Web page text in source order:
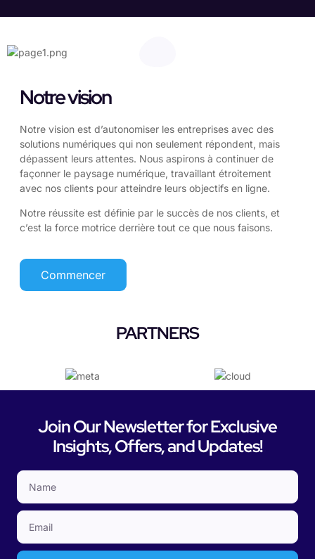
Notre vision
Notre vision est d’autonomiser les entreprises avec des
solutions numériques qui non seulement répondent, mais
dépassent leurs attentes. Nous aspirons à continuer de
façonner le paysage numérique, travaillant étroitement
avec nos clients pour atteindre leurs objectifs en ligne.
Notre réussite est définie par le succès de nos clients, et
c’est la force motrice derrière tout ce que nous faisons.
Commencer
PARTNERS
Join Our Newsletter for Exclusive
Insights, Offers, and Updates!